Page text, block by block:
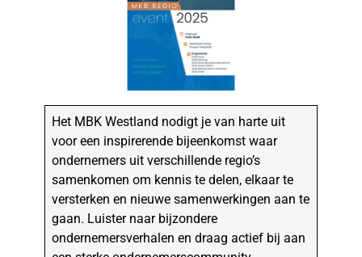
Het MBK Westland nodigt je van harte uit
voor een inspirerende bijeenkomst waar
ondernemers uit verschillende regio’s
samenkomen om kennis te delen, elkaar te
versterken en nieuwe samenwerkingen aan te
gaan. Luister naar bijzondere
ondernemersverhalen en draag actief bij aan